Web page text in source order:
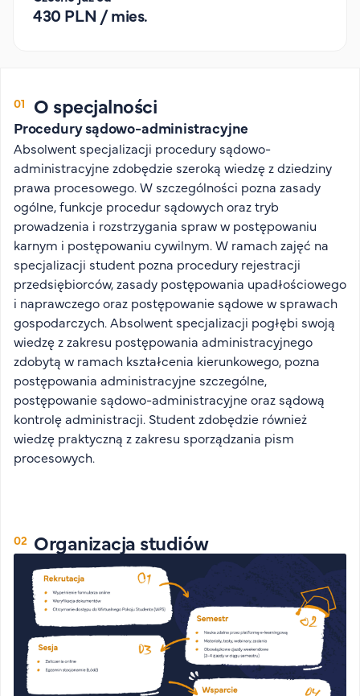
Organizacja studiów
Dyżury prorektorów
O rekrutacji
Jak zostać studentem AHE
Biuro rekrutacji
Zasady przyjęcia na studia
Harmonogram przyjęć na studia
O PUW
O nas
Akademia Online
Jak się studiuje przez Internet?
FAQ
Nasi wykładowcy
Strefa wiedzy
Kontakt
Górny pasek
Rekrutacja
430 PLN / mies.
O specjalności
Procedury sądowo-administracyjne
Absolwent specjalizacji procedury sądowo-
administracyjne zdobędzie szeroką wiedzę z dziedziny
prawa procesowego. W szczególności pozna zasady
ogólne, funkcje procedur sądowych oraz tryb
prowadzenia i rozstrzygania spraw w postępowaniu
karnym i postępowaniu cywilnym. W ramach zajęć na
specjalizacji student pozna procedury rejestracji
przedsiębiorców, zasady postępowania upadłościowego
i naprawczego oraz postępowanie sądowe w sprawach
gospodarczych. Absolwent specjalizacji pogłębi swoją
wiedzę z zakresu postępowania administracyjnego
zdobytą w ramach kształcenia kierunkowego, pozna
postępowania administracyjne szczególne,
postępowanie sądowo-administracyjne oraz sądową
kontrolę administracji. Student zdobędzie również
wiedzę praktyczną z zakresu sporządzania pism
procesowych.
Organizacja studiów